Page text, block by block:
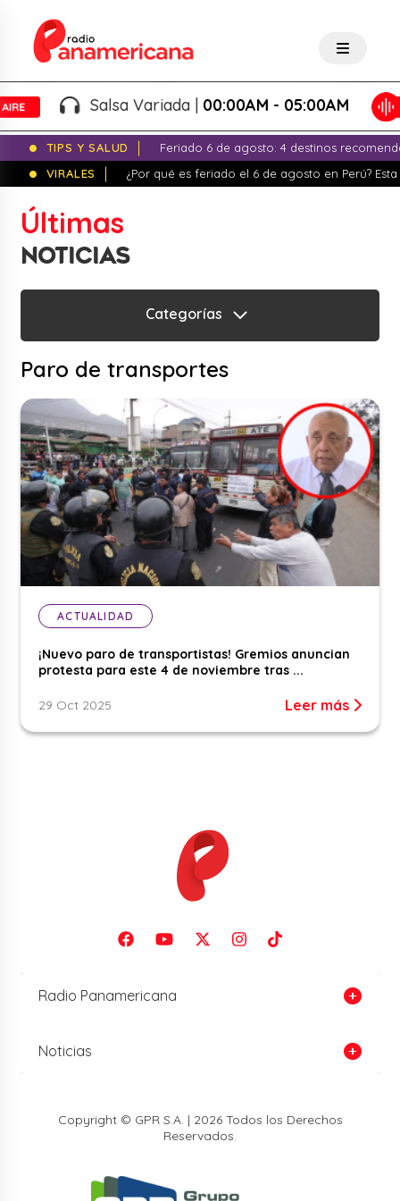
Salsa Variada | 00:00AM - 05:00AM
TIPS Y SALUD
Feriado 6 de agosto: 4 destinos
VIRALES
¿Por qué es feriado el 6 de agosto en Perú?
Últimas
NOTICIAS
Categorías
Paro de transportes
ACTUALIDAD
¡Nuevo paro de transportistas! Gremios anuncian
protesta para este 4 de noviembre tras ...
29 Oct 2025 Leer más
Radio Panamericana
Noticias
Copyright © GPR S.A. | 2026 Todos los Derechos
Reservados.